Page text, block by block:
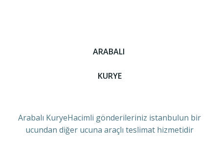
ARABALI
KURYE
Arabalı KuryeHacimli gönderileriniz istanbulun bir
ucundan diğer ucuna araçlı teslimat hizmetidir